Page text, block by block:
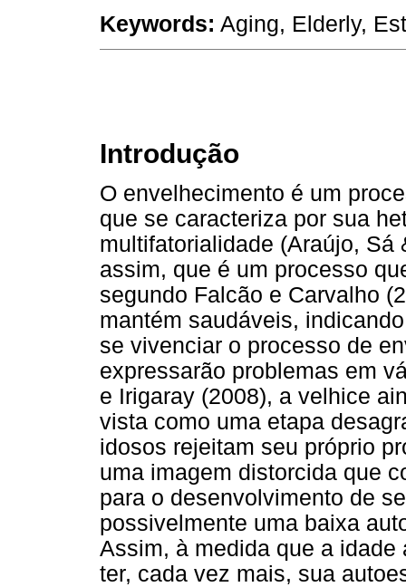
Keywords: Aging, Elderly,
Introdução
O envelhecimento é um
que se caracteriza por sua
multifatorialidade (Araújo, Sá
assim, que é um processo
segundo Falcão e Carvalho
mantém saudáveis,
se vivenciar o processo de
expressarão problemas em
e Irigaray (2008), a velhice
vista como uma etapa
idosos rejeitam seu próprio
uma imagem distorcida que
para o desenvolvimento de
possivelmente uma baixa
Assim, à medida que a
ter, cada vez mais, sua